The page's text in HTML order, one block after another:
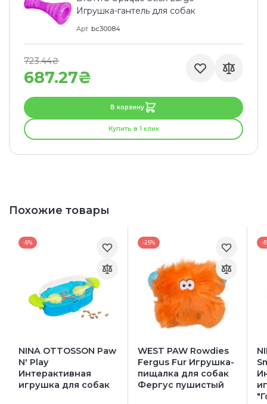
Игрушка-гантель для собак
Арт bc30084
687.27₴
723.44₴
В корзину
Купить в 1 клик
Похожие товары
-5%
NINA OTTOSSON Paw
N' Play
Интерактивная
игрушка для собак
-25%
WEST PAW Rowdies
Fergus Fur Игрушка-
пищалка для собак
Фергус пушистый
-